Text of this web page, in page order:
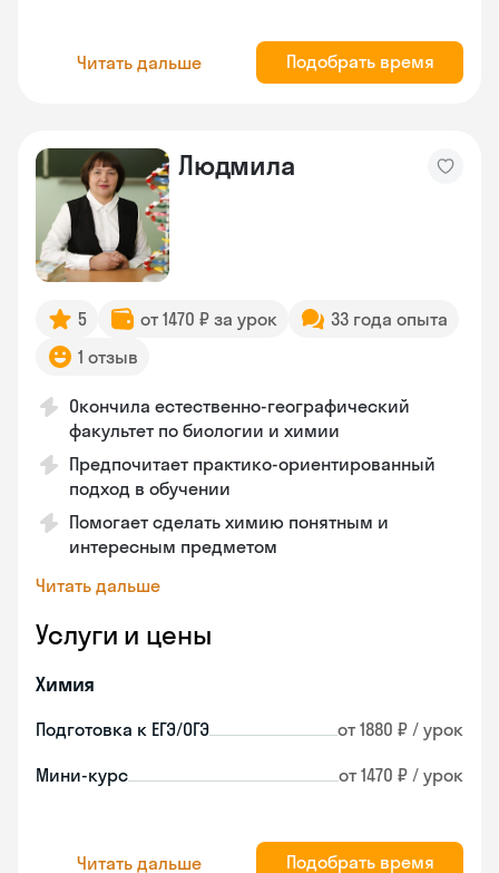
Читать дальше Подобрать время
Людмила
5 от 1470 ₽ за урок
33 года опыта
1 отзыв
Окончила естественно-географический
факультет по биологии и химии
Предпочитает практико-ориентированный
подход в обучении
Помогает сделать химию понятным и
интересным предметом
Читать дальше
Услуги и цены
Химия
Подготовка к ЕГЭ/ОГЭ от 1880 ₽ / урок
Мини-курс от 1470 ₽ / урок
Читать дальше Подобрать время